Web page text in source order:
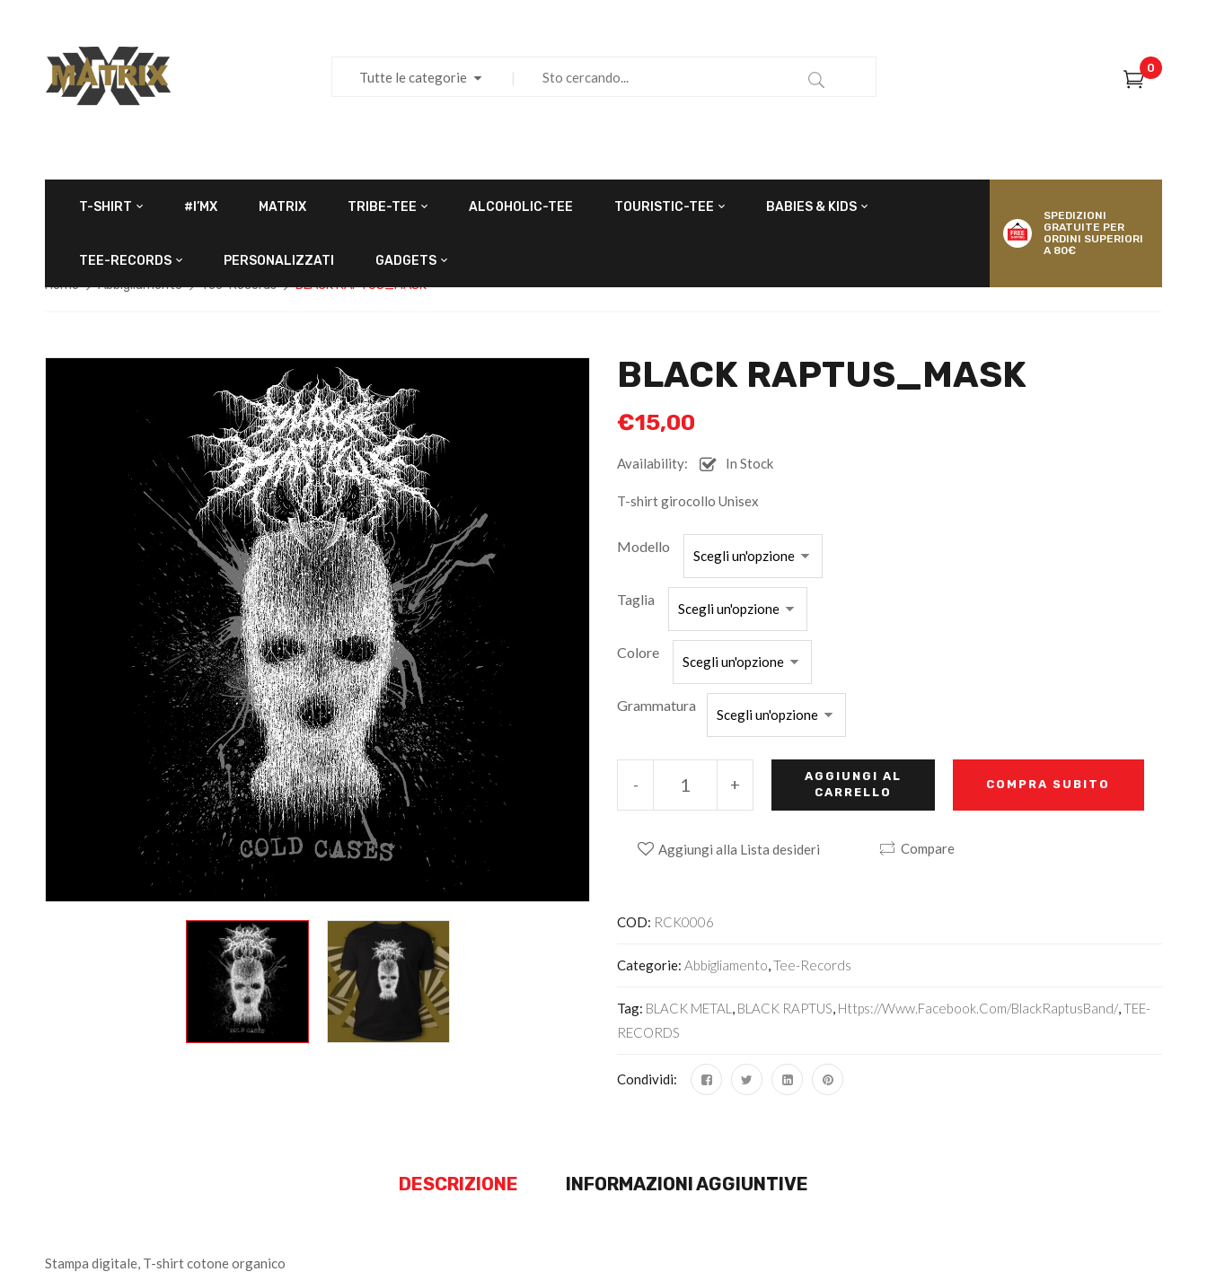
Tutte le categorie
0
T-SHIRT #I’MX MATRIX TRIBE-TEE ALCOHOLIC-TEE TOURISTIC-TEE BABIES & KIDS
TEE-RECORDS PERSONALIZZATI GADGETS
SPEDIZIONI
GRATUITE PER
ORDINI SUPERIORI
A 80€
Home Abbigliamento Tee-Records BLACK RAPTUS_MASK
BLACK RAPTUS_MASK
€15,00
Availability: In Stock
T-shirt girocollo Unisex
Modello
Taglia
Colore
Grammatura
+
-
AGGIUNGI AL
CARRELLO
COMPRA SUBITO
Aggiungi alla Lista desideri Compare
COD: RCK0006
Categorie: Abbigliamento,Tee-Records
Tag: BLACK METAL , BLACK RAPTUS, Https://www.facebook.com/BlackRaptusBand/,TEE-
RECORDS
Condividi:
DESCRIZIONE INFORMAZIONI AGGIUNTIVE
Stampa digitale, T-shirt cotone organico